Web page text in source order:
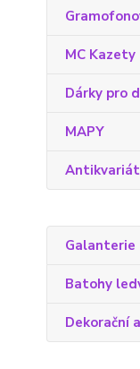
MC Kazety
Dárky pro
MAPY
Antikvariát
Galanterie
Batohy
Dekorační